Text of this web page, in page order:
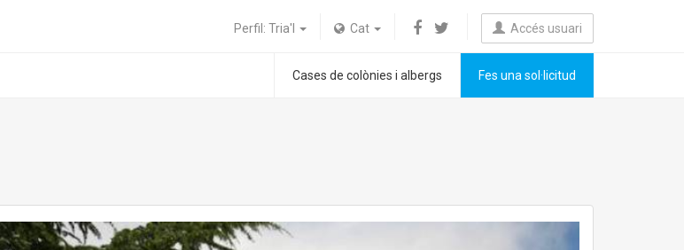
Accés usuari
Cat
Perfil: Tria'l
Fes una sol·licitud
Cases de colònies i albergs